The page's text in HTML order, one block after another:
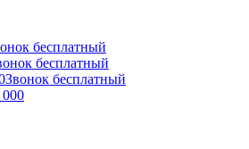
бесплатный
бесплатный
Звонок бесплатный